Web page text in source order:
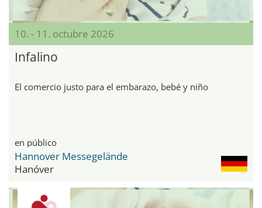
10. - 11. octubre 2026
Infalino
El comercio justo para el embarazo, bebé y niño
en público
Hannover Messegelände
Hanóver